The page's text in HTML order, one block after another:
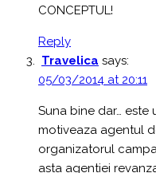
CONCEPTUL!
Reply
Travelica says:
05/03/2014 at 20:11
Suna bine dar…
motiveaza agentul
organizatorul
asta agentiei